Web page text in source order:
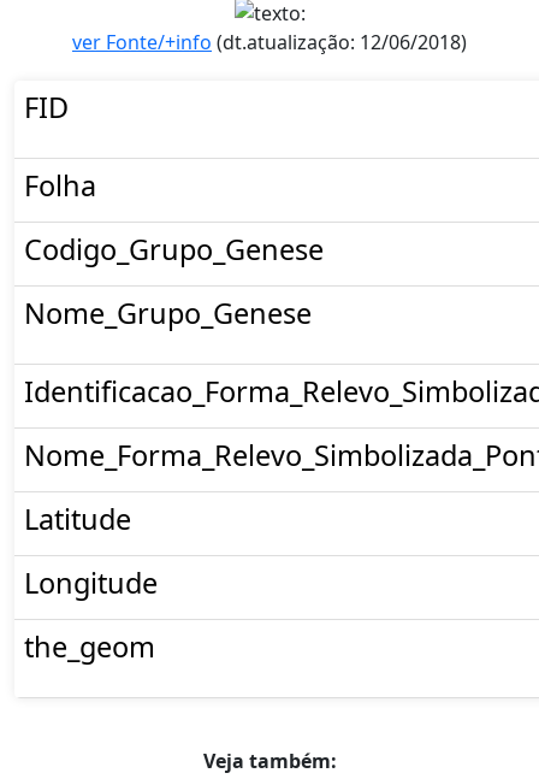
ver Fonte/+info (dt.atualização: 12/06/2018)
FID
Folha
Codigo_Grupo_Genese
Nome_Grupo_Genese
Latitude
Longitude
the_geom
Veja também: